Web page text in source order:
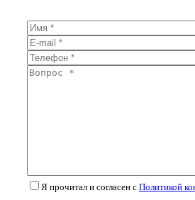
Я прочитал и согласен с Политикой